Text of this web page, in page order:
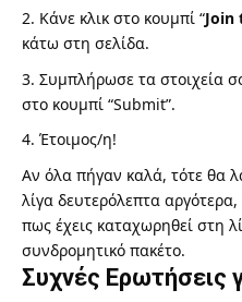
Κάνε κλικ στο κουμπί “Join
κάτω στη σελίδα.
Συμπλήρωσε τα στοιχεία
στο κουμπί “Submit”.
Έτοιμος/η!
Αν όλα πήγαν καλά, τότε θα
λίγα δευτερόλεπτα
πως έχεις καταχωρηθεί στη
συνδρομητικό πακέτο.
Συχνές Ερωτήσεις